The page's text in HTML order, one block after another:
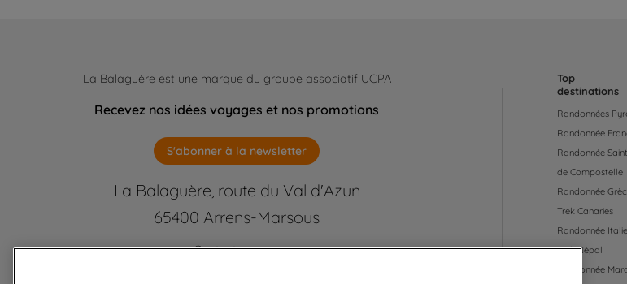
La Balaguère est une marque du groupe associatif UCPA
Recevez nos idées voyages et nos promotions
S'abonner à la newsletter
La Balaguère, route du Val d'Azun
65400 Arrens-Marsous
Contactez-nous
Top
destinations
Randonnées
Randonnée
Randonnée
de Compostelle
Randonnée
Trek Canaries
Randonnée Italie
Trek Népal
Randonnée